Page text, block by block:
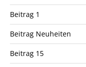
Beitrag 1
Beitrag Neuheiten
Beitrag 15